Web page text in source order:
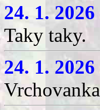
24. 1.
Taky taky.
24. 1.